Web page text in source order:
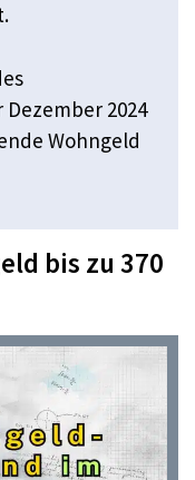
2024
Wohngeld
bis zu 370